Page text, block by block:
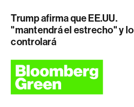
Trump afirma que EE.UU.
"mantendrá el estrecho" y lo
controlará